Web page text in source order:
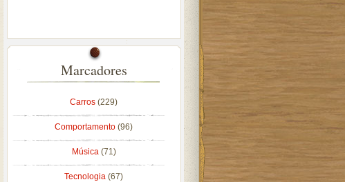
Marcadores
Carros (229)
Comportamento (96)
Música (71)
Tecnologia (67)